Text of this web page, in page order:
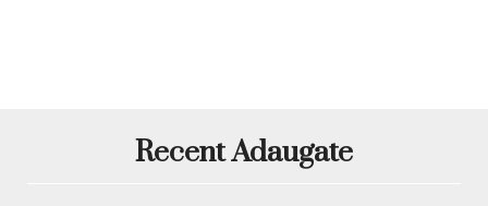
Dens, permite modelarea apexului cu usurinta.
Recent Adaugate